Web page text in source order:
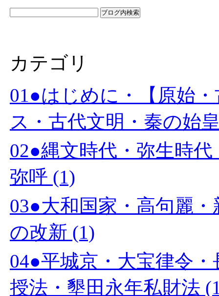
カテゴリ
01●はじめに・【原始
ス・古代文明・秦の始
02●縄文時代・弥生時
弥呼 (1)
03●大和国家・高句麗
の改新 (1)
04●平城京・大宝律令
授法・墾田永年私財法